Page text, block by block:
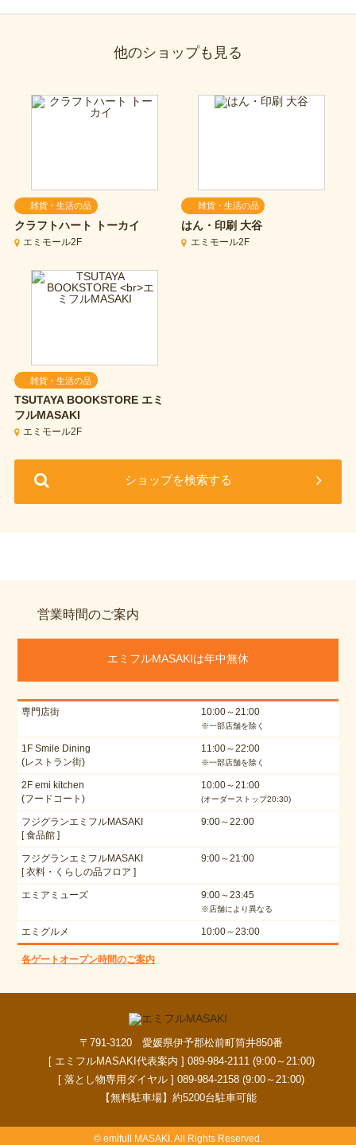
他のショップも見る
雑貨・生活の品
クラフトハート トーカイ
エミモール2F
雑貨・生活の品
はん・印刷 大谷
エミモール2F
雑貨・生活の品
TSUTAYA BOOKSTORE エミ
フルMASAKI
エミモール2F
ショップを検索する
営業時間のご案内
エミフルMASAKIは年中無休
専門店街 10:00～21:00
※一部店舗を除く
1F Smile Dining
(レストラン街)
11:00～22:00
※一部店舗を除く
2F emi kitchen
(フードコート)
10:00～21:00
(オーダーストップ20:30)
フジグランエミフルMASAKI
[ 食品館 ]
9:00～22:00
フジグランエミフルMASAKI
[ 衣料・くらしの品フロア ]
9:00～21:00
エミアミューズ 9:00～23:45
※店舗により異なる
エミグルメ 10:00～23:00
各ゲートオープン時間のご案内
〒791-3120 愛媛県伊予郡松前町筒井850番
[ エミフルMASAKI代表案内 ] 089-984-2111 (9:00～21:00)
[ 落とし物専用ダイヤル ] 089-984-2158 (9:00～21:00)
【無料駐車場】約5200台駐車可能
© emifull MASAKI. All Rights Reserved.